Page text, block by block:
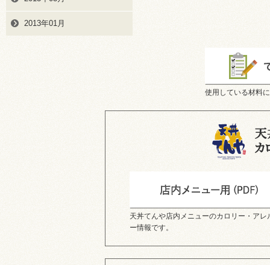
2013年01月
使用している材料
天丼てんや店内メニューのカロリー・アレ
ー情報です。